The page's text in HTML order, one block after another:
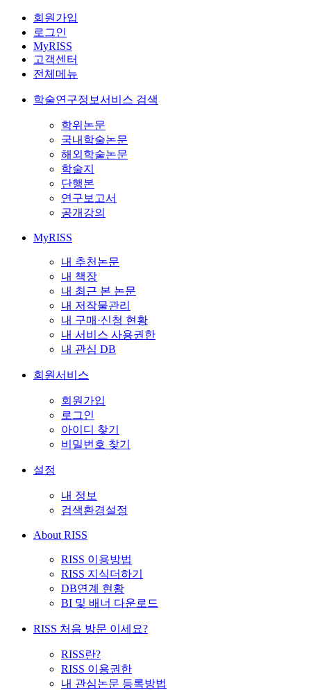
회원가입
로그인
MyRISS
고객센터
전체메뉴
학술연구정보서비스 검색
학위논문
국내학술논문
해외학술논문
학술지
단행본
연구보고서
공개강의
MyRISS
내 추천논문
내 책장
내 최근 본 논문
내 저작물관리
내 구매·신청 현황
내 서비스 사용권한
내 관심 DB
회원서비스
회원가입
로그인
아이디 찾기
비밀번호 찾기
설정
내 정보
검색환경설정
About RISS
RISS 이용방법
RISS 지식더하기
DB연계 현황
BI 및 배너 다운로드
RISS 처음 방문 이세요?
RISS란?
RISS 이용권한
내 관심논문 등록방법